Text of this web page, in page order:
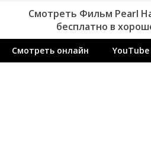
Смотреть Фильм Pearl
бесплатно в
Смотреть онлайн